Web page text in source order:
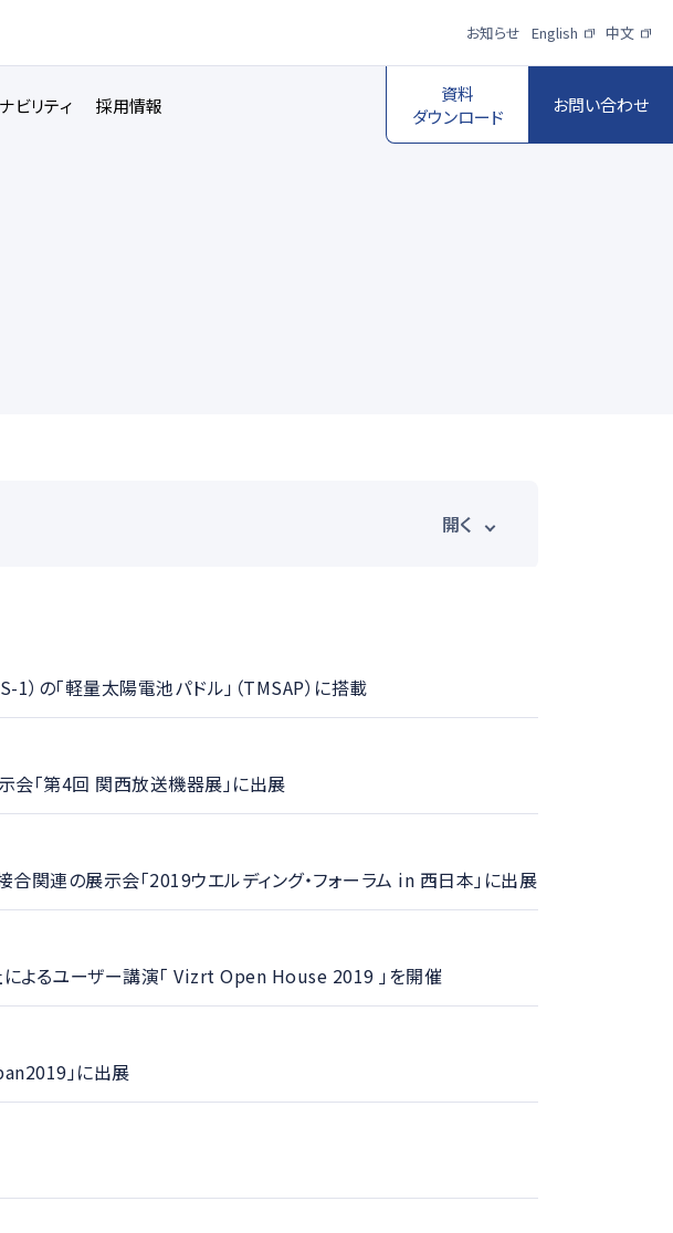
ビリティ 採用情報
資料
ダウンロード
お問い合わせ
お知らせ English 中文
ニュースリリース
メディア掲載
）の「軽量太陽電池パドル」（TMSAP）に搭載
会「第4回 関西放送機器展」に出展
関連の展示会「2019ウエルディング・フォーラム in 西日本」に出展
よるユーザー講演「 Vizrt Open House 2019 」を開催
」に出展